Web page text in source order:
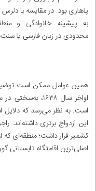
پاهاری بود. در مقایسه با دلرس
به پیشینه‌ خانوادگی و
محدودی در زبان فارسی یا
همین عوامل ممکن است توضیح
اواخر سال ۱۶۳۸،
است. به نظر می‌رسد که دلایل
این ازدواج برتری داشته‌اند:
اصلی‌ترین اقامتگاه تابستانی